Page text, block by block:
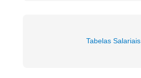
Tabelas Salariais